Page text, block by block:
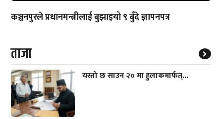
कञ्चनपुरले प्रधानमन्त्रीलाई बुझाइयो ९ बुँदे ज्ञापनपत्र
ताजा
यस्तो छ साउन २० मा हुलाकमार्फत्...